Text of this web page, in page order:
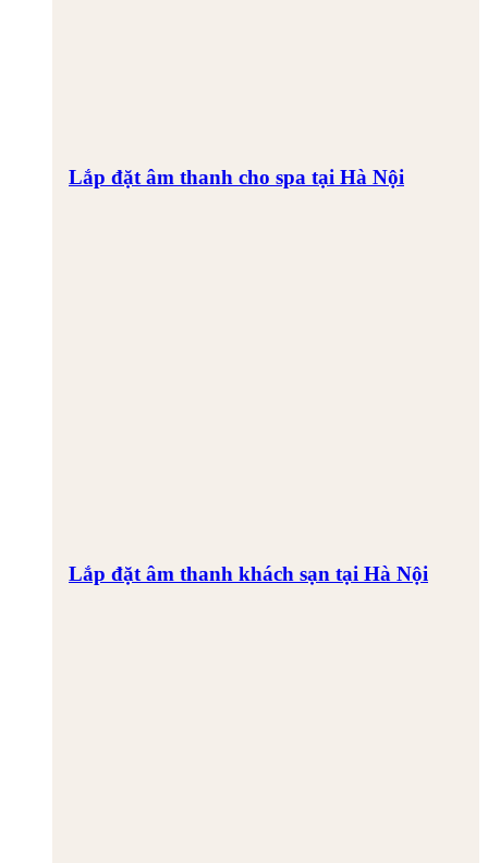
Lắp đặt âm thanh cho spa tại Hà Nội
Lắp đặt âm thanh khách sạn tại Hà Nội